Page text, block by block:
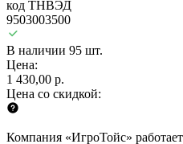
код ТНВЭД
9503003500
В наличии 95 шт.
Цена:
1 430,00 р.
Цена со скидкой:
Компания «ИгроТойс»